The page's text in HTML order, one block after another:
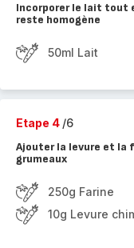
Incorporer le lait tout
reste homogène
50ml Lait
Etape 4 /6
Ajouter la levure et la
grumeaux
250g Farine
10g Levure